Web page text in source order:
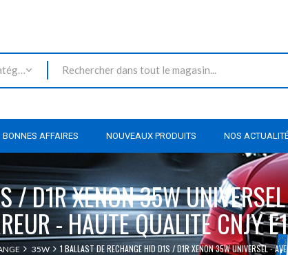
Toutes les catégories
BONNES AFFAIRES NOUVEAUX PRODUITS NOS
/ D1R XENON 35W
- HAUTE QUALITE CNJY
35W 1 BALLAST DE RECHANGE HID D1S / D1R XENON 35W UNIVERSEL -